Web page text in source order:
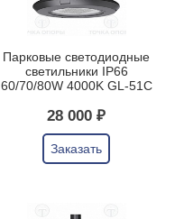
Парковые светодиодные
светильники IP66
60/70/80W 4000K GL-51C
28 000 ₽
Заказать